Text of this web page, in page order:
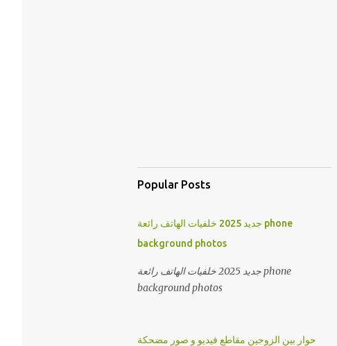
Popular Posts
جديد 2025 خلفيات الهاتف رائعة phone
background photos
جديد 2025 خلفيات الهاتف رائعة phone
background photos
حوار بين الزوجين مقاطع فيديو و صور مضحكة